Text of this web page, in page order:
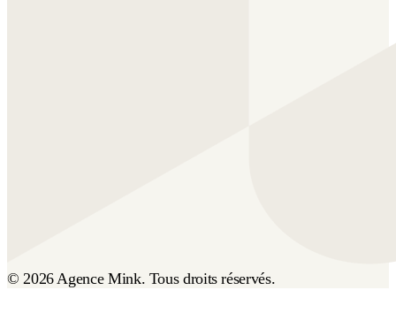
© 2026 Agence Mink. Tous droits réservés.